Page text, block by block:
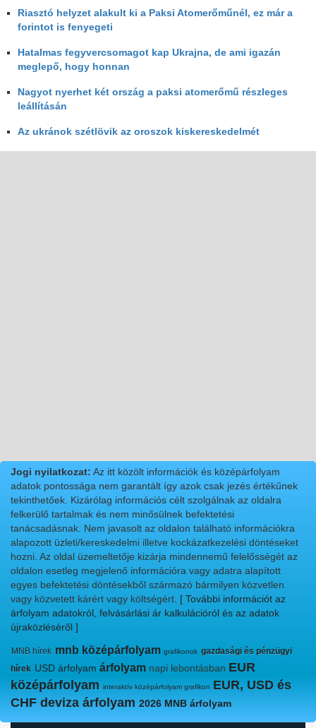
Riasztó helyzet alakult ki a Paksi Atomerőműnél, ez már a
forintot is fenyegeti
Hatalmas fegyvercsomagot kap Ukrajna, de ami igazán
meglepő, hogy honnan
Nagyot nyerhet két ország a paksi atomerőmű részleges
leállításán
Az ukránok szétlövik az oroszok kiskereskedelmét
Jogi nyilatkozat: Az itt közölt információk és középárfolyam
adatok pontossága nem garantált így azok csak jezés értékűnek
tekinthetőek. Kizárólag információs célt szolgálnak az oldalra
felkerülő tartalmak és nem minősülnek befektetési
tanácsadásnak. Nem javasolt az oldalon található információkra
alapozott üzleti/kereskedelmi illetve kockázatkezelési döntéseket
hozni. Az oldal üzemeltetője kizárja mindennemű felelősségét az
oldalon esetleg megjelenő információra vagy adatra alapított
egyes befektetési döntésekből származó bármilyen közvetlen
vagy közvetett kárért vagy költségért. [ További információt az
árfolyam adatokról, felvásárlási ár kalkulációról és az adatok
újraközléséről ]
MNB hírek mnb középárfolyam grafikonok gazdasági és pénzügyi
hírek USD árfolyam árfolyam napi lebontásban EUR
középárfolyam interaktív középárfolyam grafikon EUR, USD és
CHF deviza árfolyam 2026 MNB árfolyam